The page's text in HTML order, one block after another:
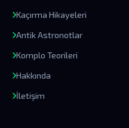
Kaçırma Hikayeleri
Antik Astronotlar
Komplo Teorileri
Hakkında
İletişim